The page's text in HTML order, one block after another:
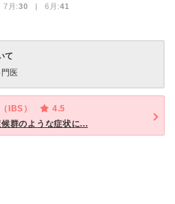
7月:30 | 6月:41
て
医
IBS）
4.5
群のような症状に...